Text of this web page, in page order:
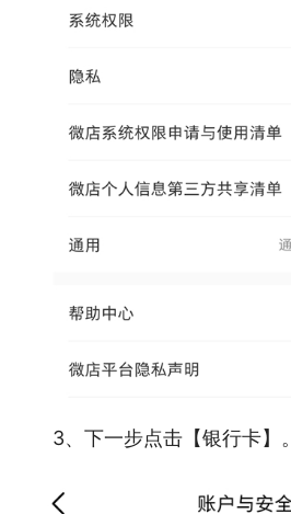
3、下一步点击【银行卡】。